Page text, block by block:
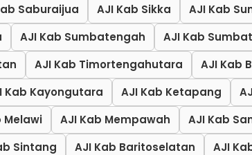
Saburaijua AJI Kab Sikka
AJI Kab
AJI Kab Sumbatengah
AJI Kab
AJI Kab Timortengahutara
AJI Kab
Kab Kayongutara AJI Kab Ketapang
Melawi AJI Kab Mempawah AJI Kab
Sintang AJI Kab Baritoselatan
AJI